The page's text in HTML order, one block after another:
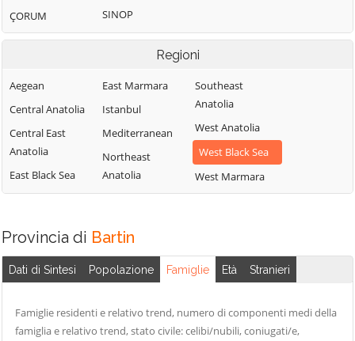
ÇORUM
SINOP
Regioni
Aegean
Central Anatolia
Central East
Anatolia
East Black Sea
East Marmara
Istanbul
Mediterranean
Northeast
Anatolia
Southeast
Anatolia
West Anatolia
West Black Sea
West Marmara
Provincia di Bartin
Dati di Sintesi Popolazione Famiglie Età Stranieri
Famiglie residenti e relativo trend, numero di componenti medi della
famiglia e relativo trend, stato civile: celibi/nubili, coniugati/e,